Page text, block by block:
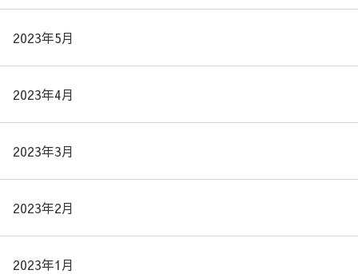
2023年5月
2023年4月
2023年3月
2023年2月
2023年1月